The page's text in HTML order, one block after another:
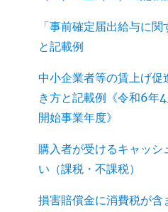
「事前確定届出給与に
と記載例
中小企業者等の賃上げ
き方と記載例《令和6年
開始事業年度》
購入者が受けるキャッシ
い（課税・不課税）
損害賠償金に消費税が